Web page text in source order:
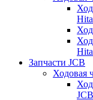
Запчасти JCB
Ходовая
JCB